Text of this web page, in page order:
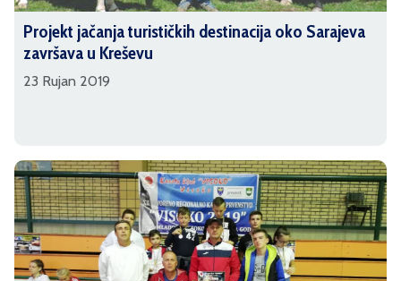
Projekt jačanja turističkih destinacija oko Sarajeva
završava u Kreševu
23 Rujan 2019